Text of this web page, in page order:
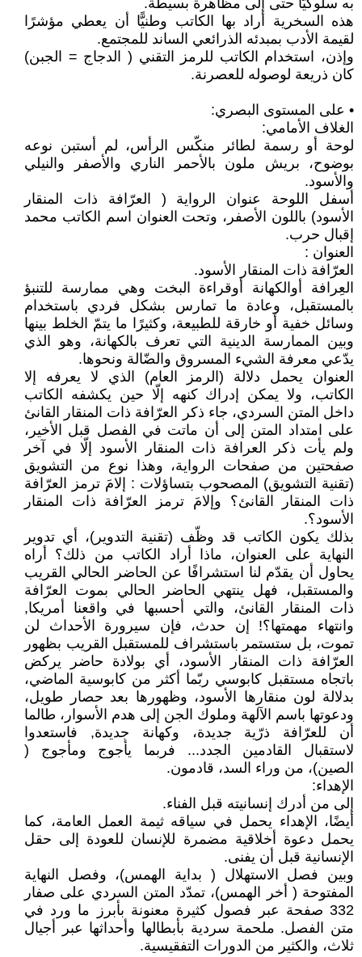
به سلوكيًّا حتى إلى مظاهرة بسيطة.
هذه السخرية أراد بها الكاتب وطنيًّا أن يعطي مؤشرًا
لقيمة الأدب بمبدئه الذرائعي الساند للمجتمع.
وإذن، استخدام الكاتب للرمز التقني ( الدجاج = الجبن)
كان ذريعة لوصوله للعصرنة.
• على المستوى البصري:
الغلاف الأمامي:
لوحة أو رسمة لطائر منكّس الرأس، لم أستبن نوعه
بوضوح، بريش ملون بالأحمر الناري والأصفر والنيلي
والأسود.
أسفل اللوحة عنوان الرواية ( العرّافة ذات المنقار
الأسود) باللون الأصفر، وتحت العنوان اسم الكاتب محمد
إقبال حرب.
العنوان :
العرّافة ذات المنقار الأسود.
العِرافة أوالكهانة أوقراءة البخت وهي ممارسة للتنبؤ
بالمستقبل، وعادة ما تمارس بشكل فردي باستخدام
وسائل خفية أو خارقة للطبيعة، وكثيرًا ما يتمّ الخلط بينها
وبين الممارسة الدينية التي تعرف بالكهانة، وهو الذي
يدّعي معرفة الشيء المسروق والضّالة ونحوها.
العنوان يحمل دلالة (الرمز العام) الذي لا يعرفه إلا
الكاتب، ولا يمكن إدراك كنهه إلّا حين يكشفه الكاتب
داخل المتن السردي، جاء ذكر العرّافة ذات المنقار القانئ
على امتداد المتن إلى أن ماتت في الفصل قبل الأخير،
ولم يأت ذكر العرافة ذات المنقار الأسود إلّا في آخر
صفحتين من صفحات الرواية، وهذا نوع من التشويق
(تقنية التشويق) المصحوب بتساؤلات : إلامَ ترمز العرّافة
ذات المنقار القانئ؟ وإلامَ ترمز العرّافة ذات المنقار
الأسود؟.
بذلك يكون الكاتب قد وظّف (تقنية التدوير)، أي تدوير
النهاية على العنوان، ماذا أراد الكاتب من ذلك؟ أراه
يحاول أن يقدّم لنا استشرافًا عن الحاضر الحالي القريب
والمستقبل، فهل ينتهي الحاضر الحالي بموت العرّافة
ذات المنقار القانئ، والتي أحسبها في واقعنا أمريكا,
وانتهاء مهمتها؟! إن حدث، فإن سيرورة الأحداث لن
تموت، بل ستستمر باستشراف للمستقبل القريب بظهور
العرّافة ذات المنقار الأسود، أي بولادة حاضر يركض
باتجاه مستقبل كابوسي ربّما أكثر من كابوسية الماضي،
بدلالة لون منقارها الأسود، وظهورها بعد حصار طويل،
ودعوتها باسم الآلهة وملوك الجن إلى هدم الأسوار، طالما
أن للعرّافة ذرّية جديدة، وكهانة جديدة, فاستعدوا
لاستقبال القادمين الجدد... فربما يأجوج ومأجوج (
الصين)، من وراء السد، قادمون.
الإهداء:
إلى من أدرك إنسانيته قبل الفناء.
أيضًا، الإهداء يحمل في سياقه ثيمة العمل العامة، كما
يحمل دعوة أخلاقية مضمرة للإنسان للعودة إلى حقل
الإنسانية قبل أن يفنى.
وبين فصل الاستهلال ( بداية الهمس)، وفصل النهاية
المفتوحة ( أخر الهمس)، تمدّد المتن السردي على صفار
332 صفحة عبر فصول كثيرة معنونة بأبرز ما ورد في
متن الفصل. ملحمة سردية بأبطالها وأحداثها عبر أجيال
ثلاث، والكثير من الدورات التفقيسية.